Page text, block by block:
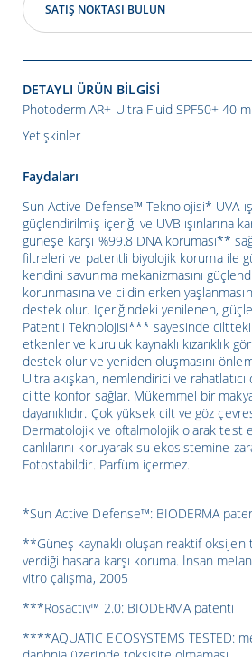
SATIŞ NOKTASI BULUN
DETAYLI ÜRÜN BILGISI
Photoderm AR+ Ultra Fluid SPF50+ 40 ml
Yetişkinler
Faydaları
Sun Active Defense™ Teknolojisi* UVA
güçlendirilmiş içeriği ve UVB ışınlarına
güneşe karşı %99.8 DNA koruması**
filtreleri ve patentli biyolojik koruma ile
kendini savunma mekanizmasını
korunmasına ve cildin erken
destek olur. İçeriğindeki yenilenen,
Patentli Teknolojisi*** sayesinde ciltteki
etkenler ve kuruluk kaynaklı kızarıklık
destek olur ve yeniden oluşmasını
Ultra akışkan, nemlendirici ve
ciltte konfor sağlar. Mükemmel bir makyaj
dayanıklıdır. Çok yüksek cilt ve göz
Dermatolojik ve oftalmolojik olarak test
canlılarını koruyarak su ekosistemine
Fotostabildir. Parfüm içermez.
*Sun Active Defense™: BIODERMA
**Güneş kaynaklı oluşan reaktif oksijen
verdiği hasara karşı koruma. İnsan
vitro çalışma, 2005
***Rosactiv™ 2.0: BIODERMA patenti
****AQUATIC ECOSYSTEMS TESTED: